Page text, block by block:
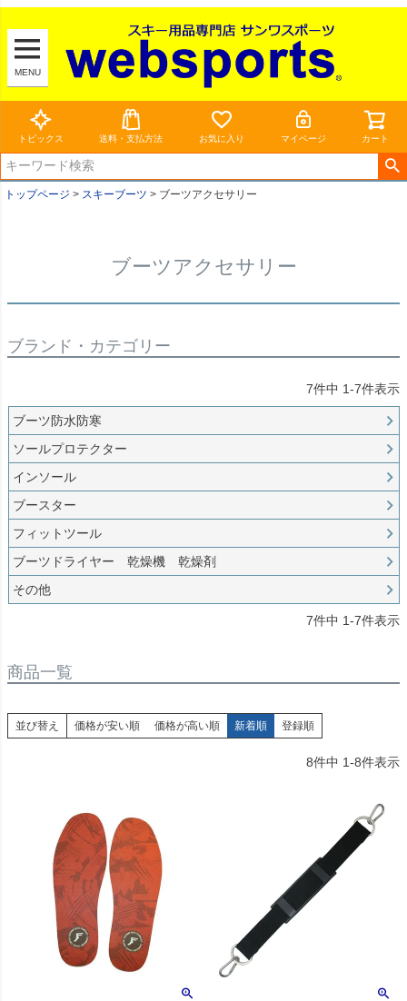
MENU
トピックス 送料・支払方法 お気に入り マイページ カート
トップページ スキーブーツ ブーツアクセサリー
ブーツアクセサリー
ブランド・カテゴリー
7件中 1-7件表示
ブーツ防水防寒
ソールプロテクター
インソール
ブースター
フィットツール
ブーツドライヤー 乾燥機 乾燥剤
その他
7件中 1-7件表示
商品一覧
並び替え 価格が安い順 価格が高い順 新着順 登録順
8件中 1-8件表示